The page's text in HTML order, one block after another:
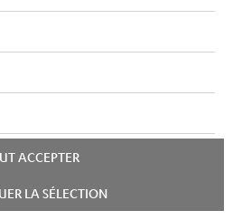
à l’expédition
d'achat personnalisé
chat
ACCEPTER
LA SÉLECTION